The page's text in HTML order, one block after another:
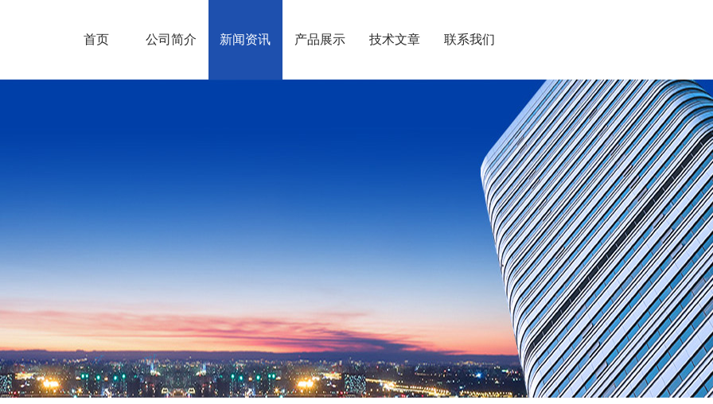
首页 公司简介 新闻资讯 产品展示 技术文章 联系我们